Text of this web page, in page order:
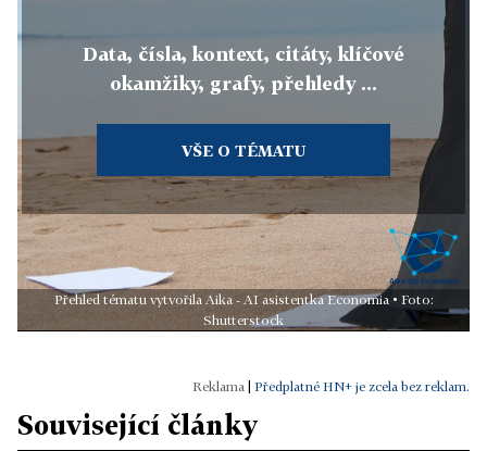
Data, čísla, kontext, citáty, klíčové
okamžiky, grafy, přehledy ...
VŠE O TÉMATU
Přehled tématu vytvořila Aika - AI asistentka Economia • Foto:
Shutterstock
Předplatné HN+ je zcela bez reklam.
Související články